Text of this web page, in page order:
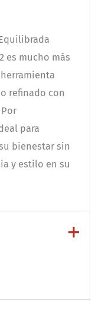
es mucho más
refinado con
para
bienestar sin
y estilo en su